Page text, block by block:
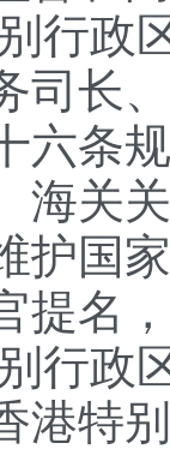
行政
司长
六条
海关
护国
提名
行政
港特